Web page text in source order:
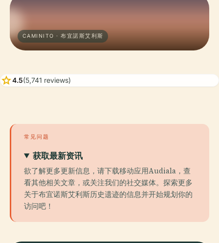
CAMINITO · 布宜諾斯艾利斯
star4.5(5,741 reviews)
常见问题
获取最新资讯
欲了解更多更新信息，请下载移动应用Audiala，查
看其他相关文章，或关注我们的社交媒体。探索更多
关于布宜诺斯艾利斯历史遗迹的信息并开始规划你的
访问吧！